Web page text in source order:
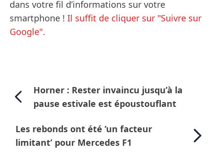
dans votre fil d’informations sur votre
smartphone ! Il suffit de cliquer sur "Suivre sur
Google".
Horner : Rester invaincu jusqu’à la
pause estivale est époustouflant
Les rebonds ont été ’un facteur
limitant’ pour Mercedes F1